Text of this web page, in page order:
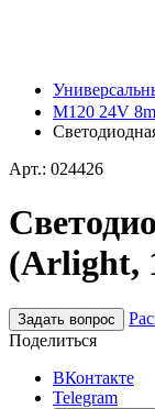
M120 24V
Арт.: 024426
(Arlight,
Задать вопрос
Поделиться
ВКонтакте
Telegram